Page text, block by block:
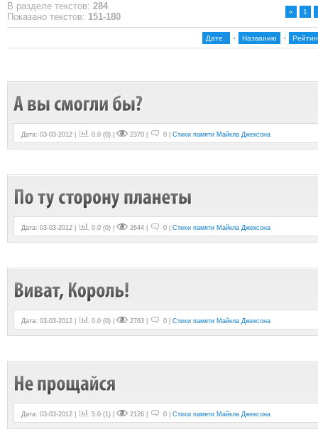
В разделе текстов: 284
Показано текстов: 151-180 « 1
Дате · Названию ·
Дата: 03-03-2012 | 0.0 (0) | 2370 | 0 | Стихи памяти Майкла Джексона
Дата: 03-03-2012 | 0.0 (0) | 2644 | 0 | Стихи памяти Майкла Джексона
Дата: 03-03-2012 | 0.0 (0) | 2763 | 0 | Стихи памяти Майкла Джексона
Дата: 03-03-2012 | 5.0 (1) | 2126 | 0 | Стихи памяти Майкла Джексона